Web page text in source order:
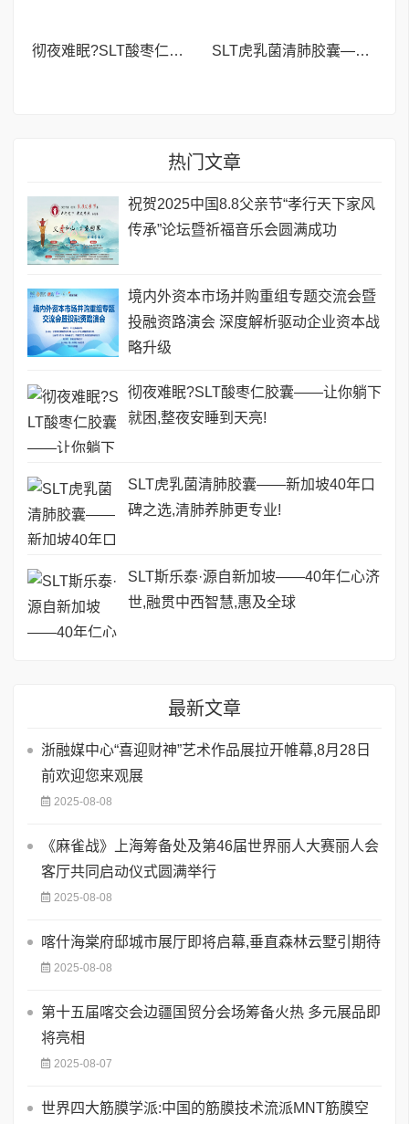
彻夜难眠?SLT酸枣仁胶囊——让你躺下就困,整夜安睡到天亮! SLT虎乳菌清肺胶囊——新加坡40年口碑之选,清肺养肺更专业!
热门文章
祝贺2025中国8.8父亲节“孝行天下家风
传承”论坛暨祈福音乐会圆满成功
境内外资本市场并购重组专题交流会暨
投融资路演会 深度解析驱动企业资本战
略升级
彻夜难眠?SLT酸枣仁胶囊——让你躺下
就困,整夜安睡到天亮!
SLT虎乳菌清肺胶囊——新加坡40年口
碑之选,清肺养肺更专业!
SLT斯乐泰·源自新加坡——40年仁心济
世,融贯中西智慧,惠及全球
最新文章
浙融媒中心“喜迎财神”艺术作品展拉开帷幕,8月28日
前欢迎您来观展
2025-08-08
《麻雀战》上海筹备处及第46届世界丽人大赛丽人会
客厅共同启动仪式圆满举行
2025-08-08
喀什海棠府邸城市展厅即将启幕,垂直森林云墅引期待
2025-08-08
第十五届喀交会边疆国贸分会场筹备火热 多元展品即
将亮相
2025-08-07
世界四大筋膜学派:中国的筋膜技术流派MNT筋膜空